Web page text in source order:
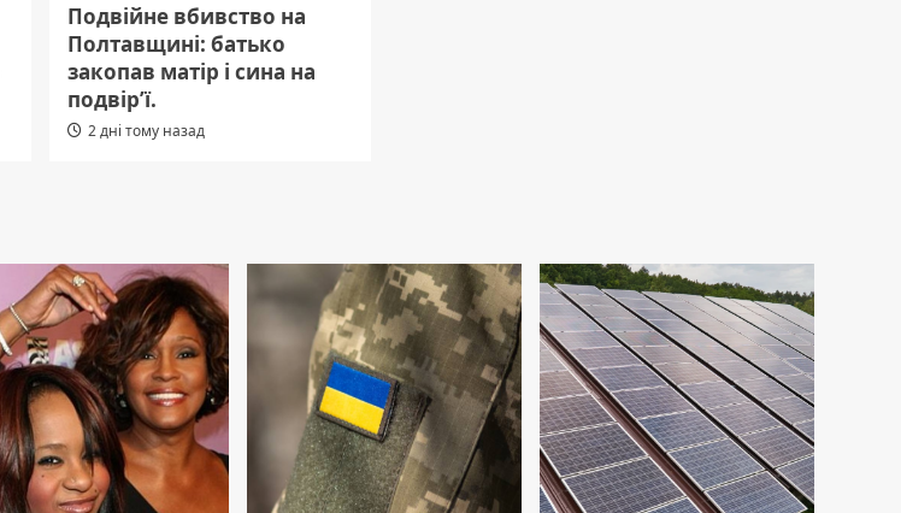
Подвійне вбивство на
Полтавщині: батько
закопав матір і сина на
подвір’ї.
2 дні тому назад